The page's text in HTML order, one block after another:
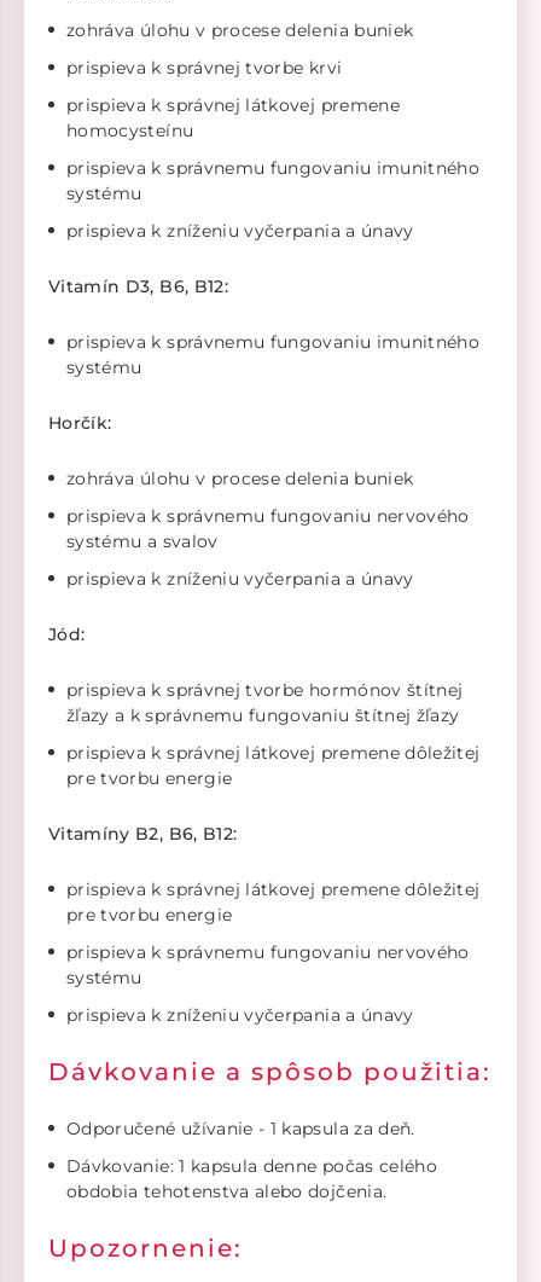
zohráva úlohu v procese delenia buniek
prispieva k správnej tvorbe krvi
prispieva k správnej látkovej premene
homocysteínu
prispieva k správnemu fungovaniu imunitného
systému
prispieva k zníženiu vyčerpania a únavy
Vitamín D3, B6, B12:
prispieva k správnemu fungovaniu imunitného
systému
Horčík:
zohráva úlohu v procese delenia buniek
prispieva k správnemu fungovaniu nervového
systému a svalov
prispieva k zníženiu vyčerpania a únavy
Jód:
prispieva k správnej tvorbe hormónov štítnej
žľazy a k správnemu fungovaniu štítnej žľazy
prispieva k správnej látkovej premene dôležitej
pre tvorbu energie
Vitamíny B2, B6, B12:
prispieva k správnej látkovej premene dôležitej
pre tvorbu energie
prispieva k správnemu fungovaniu nervového
systému
prispieva k zníženiu vyčerpania a únavy
Dávkovanie a spôsob použitia:
Odporučené užívanie - 1 kapsula za deň.
Dávkovanie: 1 kapsula denne počas celého
obdobia tehotenstva alebo dojčenia.
Upozornenie: